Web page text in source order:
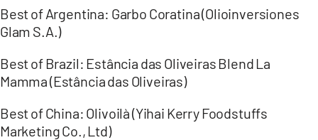
Best of Argentina: Garbo Coratina (Olioinversiones
Glam S.A.)
Best of Brazil: Estância das Oliveiras Blend La
Mamma (Estância das Oliveiras)
Best of China: Olivoilà (Yihai Kerry Foodstuffs
Marketing Co., Ltd)